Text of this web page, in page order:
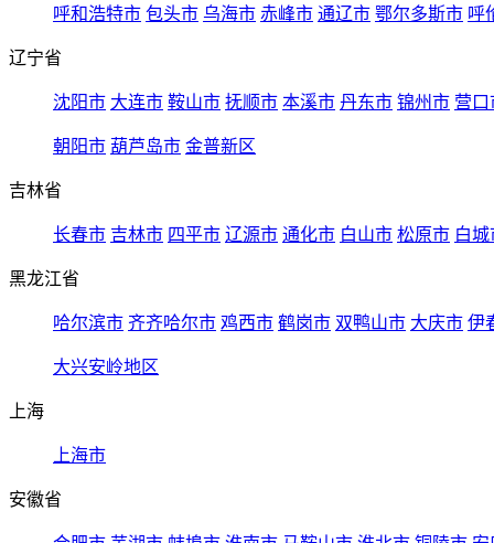
呼和浩特市 包头市 乌海市 赤峰市 通辽市 鄂尔多斯市 呼
辽宁省
沈阳市 大连市 鞍山市 抚顺市 本溪市 丹东市 锦州市 营口
朝阳市 葫芦岛市 金普新区
吉林省
长春市 吉林市 四平市 辽源市 通化市 白山市 松原市 白城
黑龙江省
哈尔滨市 齐齐哈尔市 鸡西市 鹤岗市 双鸭山市 大庆市 伊
大兴安岭地区
上海
上海市
安徽省